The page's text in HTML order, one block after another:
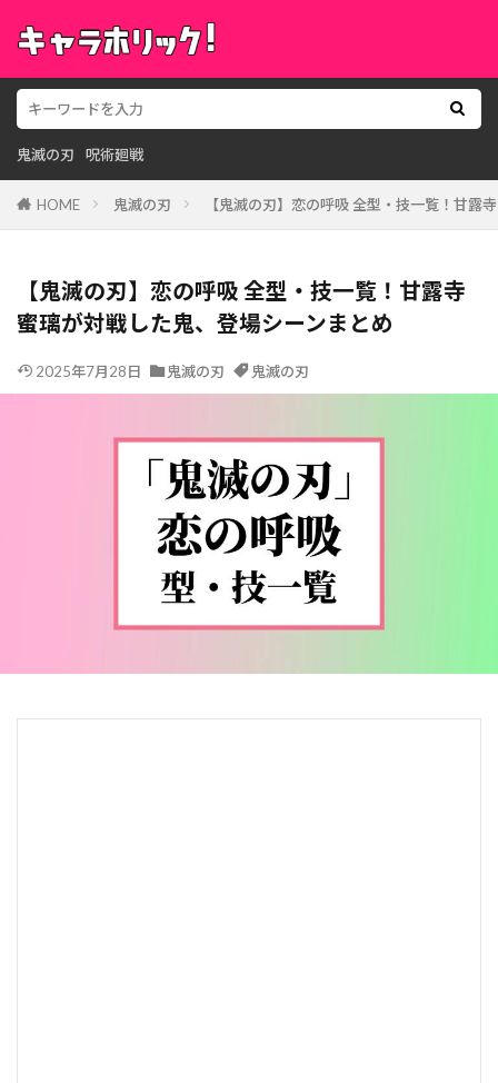
鬼滅の刃 呪術廻戦
HOME 鬼滅の刃 【鬼滅の刃】恋の呼吸 全型・技一覧！甘露
【鬼滅の刃】恋の呼吸 全型・技一覧！甘露寺
蜜璃が対戦した鬼、登場シーンまとめ
2025年7月28日 鬼滅の刃 鬼滅の刃